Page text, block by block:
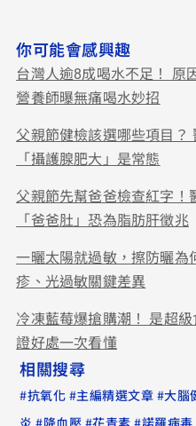
你可能會感興趣
台灣人逾8成喝水不足！ 原
營養師曝無痛喝水妙招
父親節健檢該選哪些項目？
「攝護腺肥大」是常態
父親節先幫爸爸檢查紅字！
「爸爸肚」恐為脂肪肝徵兆
一曬太陽就過敏，擦防曬為
疹、光過敏關鍵差異
冷凍藍莓爆搶購潮！ 是超
證好處一次看懂
相關搜尋
#抗氧化 #主編精選文章 #大腦